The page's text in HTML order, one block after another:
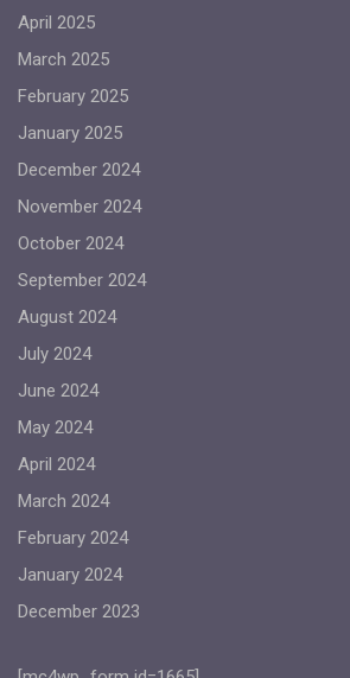
April 2025
March 2025
February 2025
January 2025
December 2024
November 2024
October 2024
September 2024
August 2024
July 2024
June 2024
May 2024
April 2024
March 2024
February 2024
January 2024
December 2023